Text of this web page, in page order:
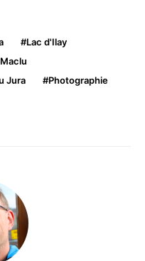
Lac d'Ilay
Jura
Photographie